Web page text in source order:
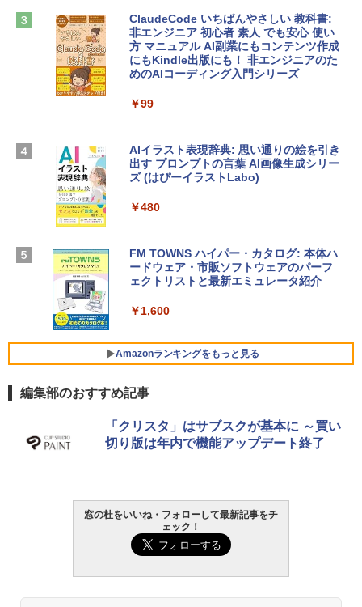
￥2,952
【Amazon.co.jp限定】 HP ノートパソコ
ン 15-fd 15.6インチ 16GBメモリ 512GB
Apple 2026 MacBook Air M5チップ搭載
13インチノートブック：AIとApple Intell
スプレイ、16GBユニファイドメモリ、1
D - シルバー
￥261,414
チ AMD Ryzen 7 170 メモリ16GB SSD 5
12GB Microsoft 365 Personal (24か月
E クワイエットブルー M1502NAQ-R716
￥109,800
Robloxギフトカード - 1000 Robux 【限
定バーチャルアイテムを含む】 【オンラ
インゲームコード】 ロブロックス |オン
Microsoft Office Home & Business 202
4(最新 永続版)|オンラインコード版|Wind
Robloxギフトカード - 10,000 Robux
【限定バーチャルアイテムを含む】 【オ
オンラインコード版
￥14,500
ClaudeCode いちばんやさしい 教科書:
非エンジニア 初心者 素人 でも安心 使い
方 マニュアル AI副業にもコンテンツ作成
にもKindle出版にも！ 非エンジニアのた
めのAIコーディング入門シリーズ
￥99
AIイラスト表現辞典: 思い通りの絵を引き
出す プロンプトの言葉 AI画像生成シリー
ズ (はぴーイラストLabo)
￥480
FM TOWNS ハイパー・カタログ: 本体ハ
ードウェア・市販ソフトウェアのパーフ
ェクトリストと最新エミュレータ紹介
￥1,600
Amazonランキングをもっと見る
Amazon Kindle - 目に優しい、かさばら
ない、大きな画面で読みやすい、6週間持
続バッテリー、6インチディスプレイ電子
￥16,980
Kindle Paperwhite シグニチャーエディ
るさ自動調整、色調調節ライト、12週間
編集部のおすすめ記事
「クリスタ」はサブスクが基本に ～買い
切り版は年内で機能アップデート終了
窓の杜をいいね・フォローして最新記事をチ
ェック！